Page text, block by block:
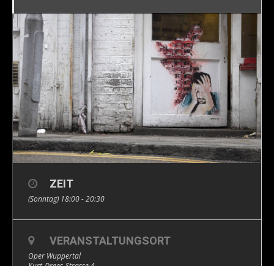
ZEIT
(Sonntag) 18:00 - 20:30
VERANSTALTUNGSORT
Oper Wuppertal